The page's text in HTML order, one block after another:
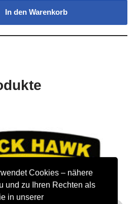
In den Warenkorb
Cookies – nähere
und zu Ihren Rechten als
in unserer